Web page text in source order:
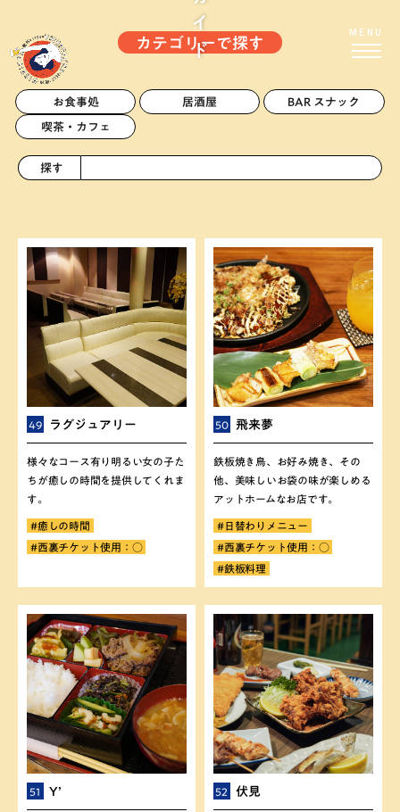
MENU
カテゴリーで探す
お食事処 居酒屋 BAR スナック
喫茶・カフェ
探す
49 ラグジュアリー
様々なコース有り明るい女の子た
ちが癒しの時間を提供してくれま
す。
#癒しの時間
#西裏チケット使用：○
50 飛来夢
鉄板焼き鳥、お好み焼き、その
他、美味しいお袋の味が楽しめる
アットホームなお店です。
#日替わりメニュー
#西裏チケット使用：○
#鉄板料理
51 Y’ 52 伏見